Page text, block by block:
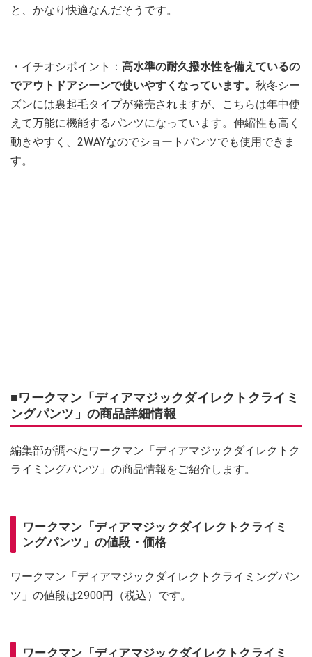
と、かなり快適なんだそうです。
・イチオシポイント： 高水準の耐久撥水性を備えているの
でアウトドアシーンで使いやすくなっています。 秋冬シー
ズンには裏起毛タイプが発売されますが、こちらは年中使
えて万能に機能するパンツになっています。伸縮性も高く
動きやすく、2WAYなのでショートパンツでも使用できま
す。
■ワークマン「ディアマジックダイレクトクライミ
ングパンツ」の商品詳細情報
編集部が調べたワークマン「ディアマジックダイレクトク
ライミングパンツ」の商品情報をご紹介します。
ワークマン「ディアマジックダイレクトクライミ
ングパンツ」の値段・価格
ワークマン「ディアマジックダイレクトクライミングパン
ツ」の値段は2900円（税込）です。
ワークマン「ディアマジックダイレクトクライミ